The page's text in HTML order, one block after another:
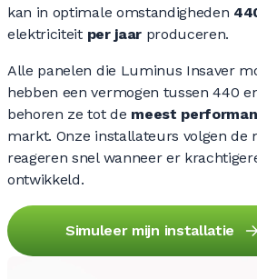
kan in optimale omstandigheden
elektriciteit per jaar produceren.
Alle panelen die Luminus Insaver
hebben een vermogen tussen 440
behoren ze tot de meest
markt. Onze installateurs volgen de
reageren snel wanneer er
ontwikkeld.
Simuleer mijn installatie